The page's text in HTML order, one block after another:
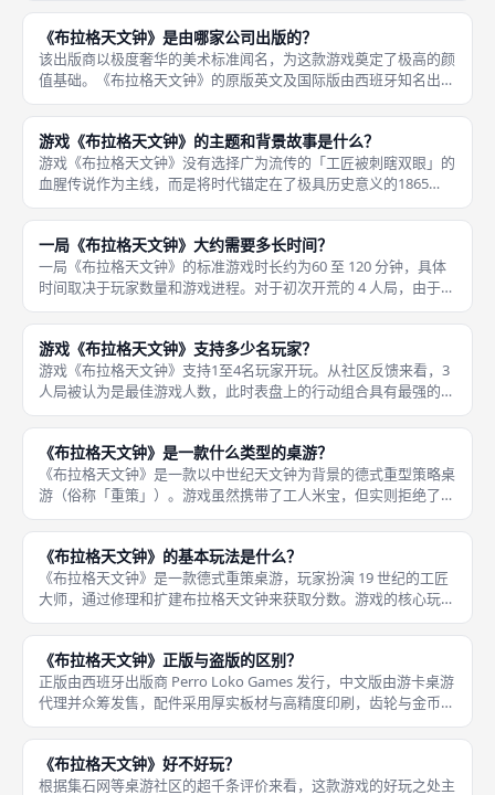
token。 此外还包括使徒雕像板块、各类彩色玻璃窗目标卡、工坊
《布拉格天文钟》是由哪家公司出版的？
该出版商以极度奢华的美术标准闻名，为这款游戏奠定了极高的颜
值基础。《布拉格天文钟》的原版英文及国际版由西班牙知名出版
商 Perro Loko Games 负责发行。 在 2025 年德国埃森桌游展
（Essen Spiel）上一炮而红后，游卡
游戏《布拉格天文钟》的主题和背景故事是什么？
游戏《布拉格天文钟》没有选择广为流传的「工匠被刺瞎双眼」的
血腥传说作为主线，而是将时代锚定在了极具历史意义的1865
年。这一年被视为天文钟的「重生」时刻，著名捷克画家约瑟夫·
马内斯（Josef Mánes）受托绘制了全新的日历盘，我们今天
一局《布拉格天文钟》大约需要多长时间？
一局《布拉格天文钟》的标准游戏时长约为60 至 120 分钟，具体
时间取决于玩家数量和游戏进程。对于初次开荒的 4 人局，由于需
要熟悉双表盘逻辑、偏差惩罚机制以及大量的图标识别，游戏时间
通常接近 2.5 小时。 由于游戏中存在「公鸡鸣叫」的
游戏《布拉格天文钟》支持多少名玩家？
游戏《布拉格天文钟》支持1至4名玩家开玩。从社区反馈来看，3
人局被认为是最佳游戏人数，此时表盘上的行动组合具有最强的博
弈性，既能保证玩家间的互相干扰，又不会让等待时间过长。 官
方建议单局游戏时长为 60 至 120 分钟，但在中重度策略博
《布拉格天文钟》是一款什么类型的桌游？
《布拉格天文钟》是一款以中世纪天文钟为背景的德式重型策略桌
游（俗称「重策」）。游戏虽然携带了工人米宝，但实则拒绝了传
统的「工人放置」思路，转而采用了一种非常新颖的双轴轮盘驱动
动态行动选择模式，被称为「齿轮上的数学舞蹈」。 它并非简单
的聚会类
《布拉格天文钟》的基本玩法是什么？
《布拉格天文钟》是一款德式重策桌游，玩家扮演 19 世纪的工匠
大师，通过修理和扩建布拉格天文钟来获取分数。游戏的核心玩法
依托于独特的双表盘联动机制：主板图中央有始终顺时针旋转的
「天文表盘」和逆时针旋转的「奥洛伊钟面」，外环则印有各种建
设行动
《布拉格天文钟》正版与盗版的区别？
正版由西班牙出版商 Perro Loko Games 发行，中文版由游卡桌游
代理并众筹发售，配件采用厚实板材与高精度印刷，齿轮与金币细
节清晰，转动表盘时顺滑无阻尼。在选购《布拉格天文钟》时，正
版与盗版在配件精度、印刷质量及价格上均有显著差异
《布拉格天文钟》好不好玩？
根据集石网等桌游社区的超千条评价来看，这款游戏的好玩之处主